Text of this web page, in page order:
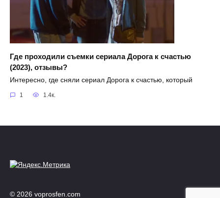
Где проходили съемки сериала Дорога к счастью
(2023), отзывы?
Интересно, где сняли сериал Дорога к счастью, который
1 1.4к.
© 2026 voprosfen.com